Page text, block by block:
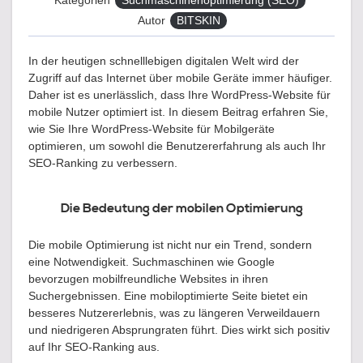
Autor
BITSKIN
In der heutigen schnelllebigen digitalen Welt wird der
Zugriff auf das Internet über mobile Geräte immer häufiger.
Daher ist es unerlässlich, dass Ihre WordPress-Website für
mobile Nutzer optimiert ist. In diesem Beitrag erfahren Sie,
wie Sie Ihre WordPress-Website für Mobilgeräte
optimieren, um sowohl die Benutzererfahrung als auch Ihr
SEO-Ranking zu verbessern.
Die Bedeutung der mobilen Optimierung
Die mobile Optimierung ist nicht nur ein Trend, sondern
eine Notwendigkeit. Suchmaschinen wie Google
bevorzugen mobilfreundliche Websites in ihren
Suchergebnissen. Eine mobiloptimierte Seite bietet ein
besseres Nutzererlebnis, was zu längeren Verweildauern
und niedrigeren Absprungraten führt. Dies wirkt sich positiv
auf Ihr SEO-Ranking aus.